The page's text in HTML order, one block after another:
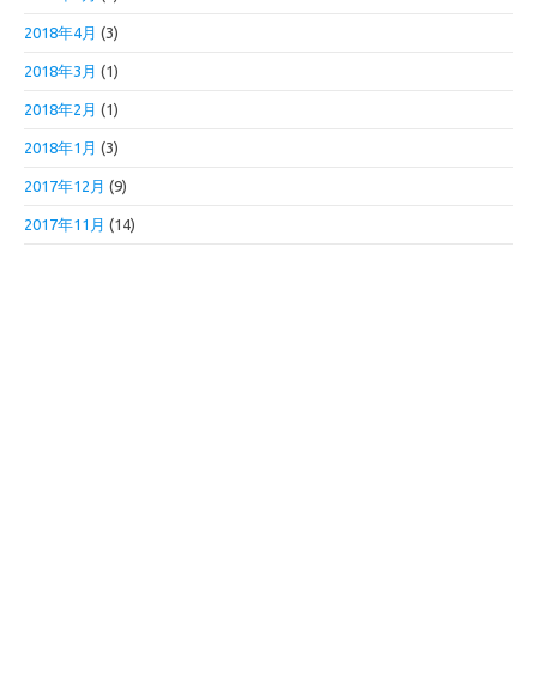
2018年4月 (3)
2018年3月 (1)
2018年2月 (1)
2018年1月 (3)
2017年12月 (9)
2017年11月 (14)